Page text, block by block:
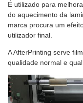
É utilizado para
do aquecimento da
marca procura um
utilizador final.
A AfterPrinting serve
qualidade normal e